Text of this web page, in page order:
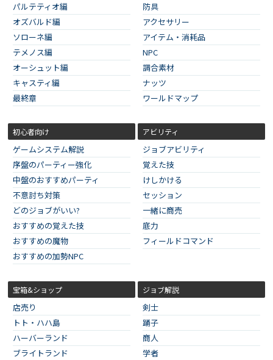
パルテティオ編
オズバルド編
ソローネ編
テメノス編
オーシュット編
キャスティ編
最終章
防具
アクセサリー
アイテム・消耗品
NPC
調合素材
ナッツ
ワールドマップ
初心者向け
ゲームシステム解説
序盤のパーティー強化
中盤のおすすめパーティ
不意討ち対策
どのジョブがいい?
おすすめの覚えた技
おすすめの魔物
おすすめの加勢NPC
アビリティ
ジョブアビリティ
覚えた技
けしかける
セッション
一緒に商売
底力
フィールドコマンド
宝箱&ショップ
店売り
トト・ハハ島
ハーバーランド
ブライトランド
ジョブ解説
剣士
踊子
商人
学者